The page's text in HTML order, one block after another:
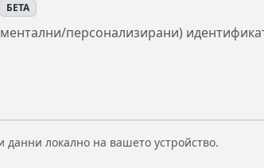
БЕТА
персонализирани)
данни локално на вашето устройство.